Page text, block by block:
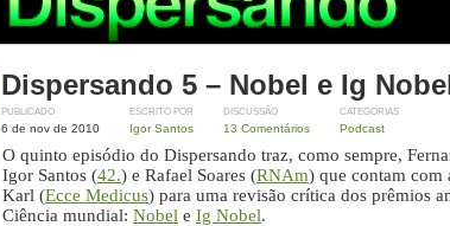
Dispersando 5 – Nobel e Ig
PUBLICADO
6 de nov de 2010
ESCRITO POR
Igor Santos
DISCUSSÃO
13 Comentários
CATEGORIAS
Podcast
O quinto episódio do Dispersando traz, como sempre,
Igor Santos (42.) e Rafael Soares (RNAm) que contam com
Karl (Ecce Medicus) para uma revisão crítica dos prêmios
Ciência mundial: Nobel e Ig Nobel.